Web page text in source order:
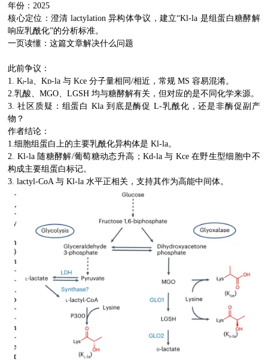
年份：2025
核心定位：澄清 lactylation 异构体争议，建立“Kl-la 是组蛋白糖酵解
响应乳酰化”的分析标准。
一页读懂：这篇文章解决什么问题
此前争议：
1. Kₗ-la、Kᴅ-la 与 Kce 分子量相同/相近，常规 MS 容易混淆。
2.乳酸、MGO、LGSH 均与糖酵解有关，但对应的是不同化学来源。
3. 社区质疑：组蛋白 Kla 到底是酶促 L-乳酰化，还是非酶促副产
物？
作者结论：
1.细胞组蛋白上的主要乳酰化异构体是 Kl-la。
2. Kl-la 随糖酵解/葡萄糖动态升高；Kd-la 与 Kce 在野生型细胞中不
构成主要组蛋白标记。
3. lactyl-CoA 与 Kl-la 水平正相关，支持其作为高能中间体。